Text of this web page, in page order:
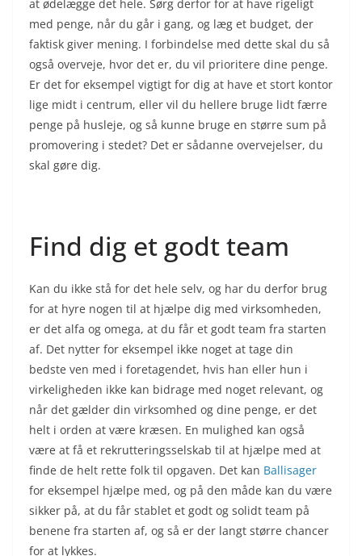
at ødelægge det hele. Sørg derfor for at have rigeligt
med penge, når du går i gang, og læg et budget, der
faktisk giver mening. I forbindelse med dette skal du så
også overveje, hvor det er, du vil prioritere dine penge.
Er det for eksempel vigtigt for dig at have et stort kontor
lige midt i centrum, eller vil du hellere bruge lidt færre
penge på husleje, og så kunne bruge en større sum på
promovering i stedet? Det er sådanne overvejelser, du
skal gøre dig.
Find dig et godt team
Kan du ikke stå for det hele selv, og har du derfor brug
for at hyre nogen til at hjælpe dig med virksomheden,
er det alfa og omega, at du får et godt team fra starten
af. Det nytter for eksempel ikke noget at tage din
bedste ven med i foretagendet, hvis han eller hun i
virkeligheden ikke kan bidrage med noget relevant, og
når det gælder din virksomhed og dine penge, er det
helt i orden at være kræsen. En mulighed kan også
være at få et rekrutteringsselskab til at hjælpe med at
finde de helt rette folk til opgaven. Det kan Ballisager
for eksempel hjælpe med, og på den måde kan du være
sikker på, at du får stablet et godt og solidt team på
benene fra starten af, og så er der langt større chancer
for at lykkes.